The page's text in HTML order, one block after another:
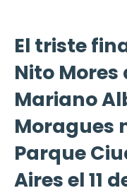
El triste
Nito Mores
Mariano
Moragues
Parque
Aires el 11